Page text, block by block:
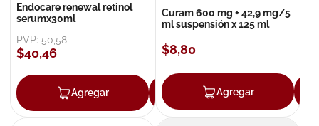
Endocare renewal retinol
serumx30ml
PVP:50,58
$40,46
Agregar Agregar
Curam 600 mg + 42,9 mg/5
ml suspensión x 125 ml
$8,80
Agregar